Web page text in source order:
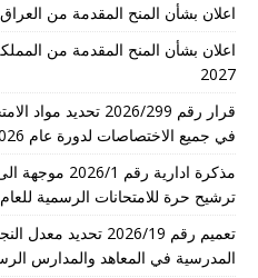
اعلان بشأن المنح المقدمة من العراق
2027
قرار رقم 2026/299
في جميع الاختصاصات لدورة عام 2026
مذكرة ادارية
ترشيح حرة للامتحانات الرسمية للعام 2026 الدورة الاولى
تعميم رقم 2026/19
المدرسية في المعاهد والمدارس